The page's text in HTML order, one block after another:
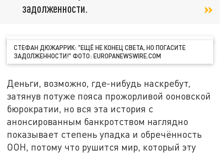
задолженности.
СТЕФАН ДЮЖАРРИК: "ЕЩЁ НЕ КОНЕЦ СВЕТА, НО ПОГАСИТЕ
ЗАДОЛЖЕННОСТИ!" ФОТО: EUROPANEWSWIRE.COM
Деньги, возможно, где-нибудь наскребут,
затянув потуже пояса прожорливой ооновской
бюрократии, но вся эта история с
анонсированным банкротством наглядно
показывает степень упадка и обречённость
ООН, потому что рушится мир, который эту